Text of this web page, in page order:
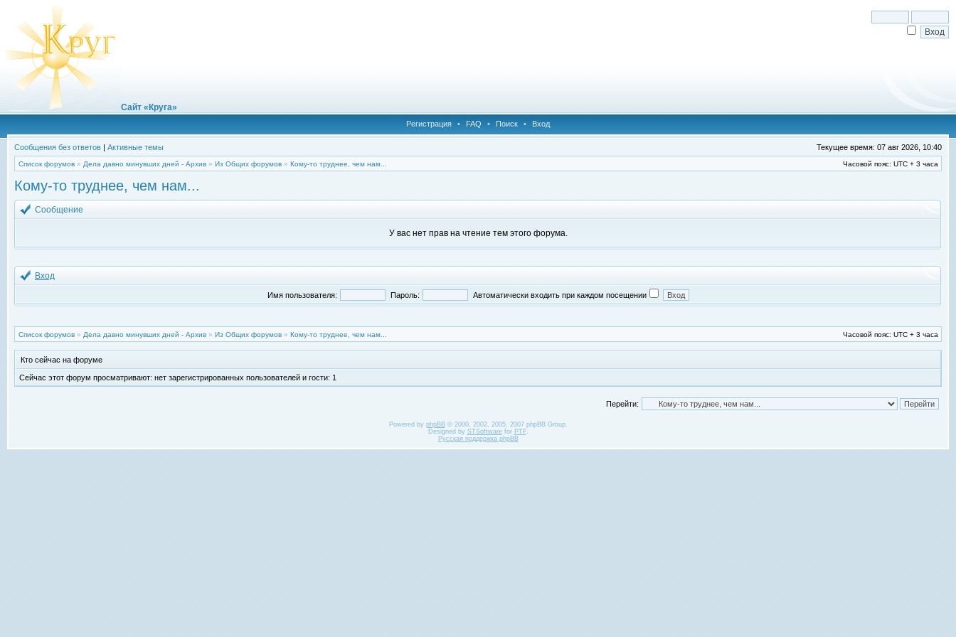
Сайт «Круга»
Регистрация • FAQ • Поиск • Вход
Сообщения без ответов | Активные темы Текущее время: 07 авг 2026, 10:40
Список форумов » Дела давно минувших дней - Архив » Из Общих форумов » Кому-то труднее, чем нам... Часовой пояс: UTC + 3 часа
Кому-то труднее, чем нам...
Сообщение
У вас нет прав на чтение тем этого форума.
Вход
Имя пользователя: Пароль: Автоматически входить при каждом посещении
Список форумов » Дела давно минувших дней - Архив » Из Общих форумов » Кому-то труднее, чем нам... Часовой пояс: UTC + 3 часа
Кто сейчас на форуме
Сейчас этот форум просматривают: нет зарегистрированных пользователей и гости: 1
Перейти:
Powered by phpBB© 2000, 2002, 2005, 2007 phpBB Group.
Designed by STSoftwarefor PTF.
Русская поддержка phpBB